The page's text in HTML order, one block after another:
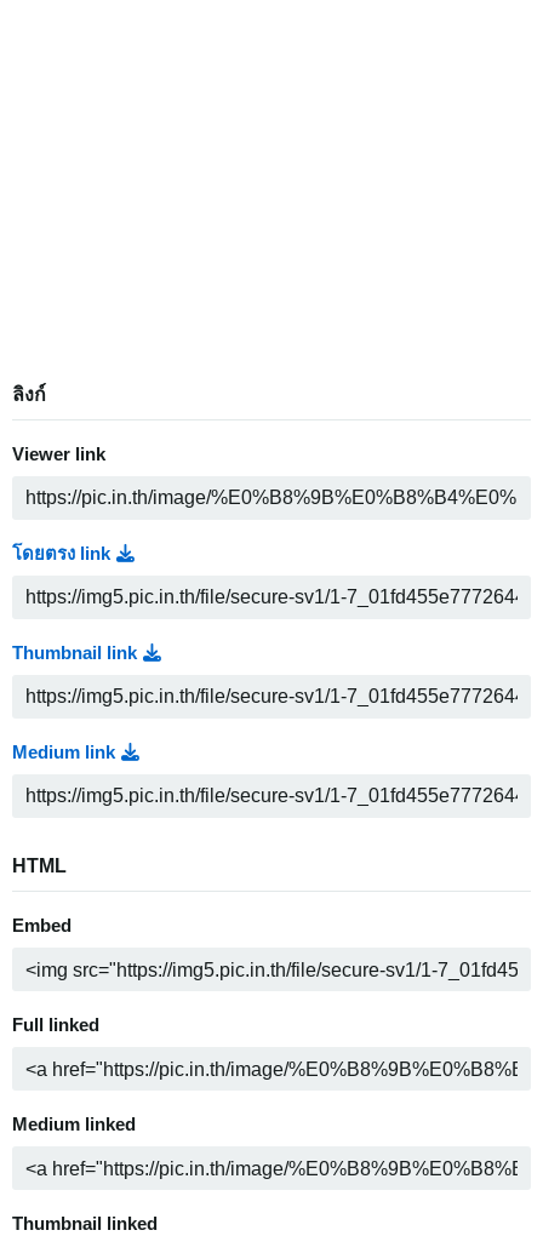
ลิงก์
Viewer link
โดยตรง link
Thumbnail link
Medium link
HTML
Embed
Full linked
Medium linked
Thumbnail linked